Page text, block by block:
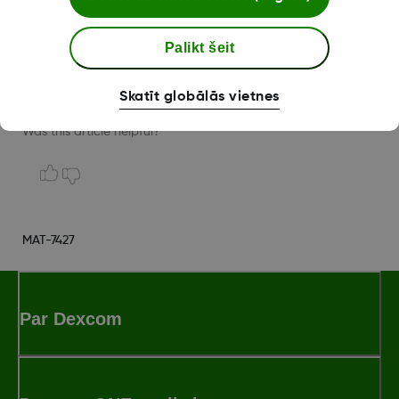
vairs nav saderīga) ar jūsu tālruni vai tālruņa operētājsistēmu
(OS). Ziņojumā var būt norādīts atjauninājumu termiņš.
Android ir Google LLC preču zīme.
Was this article helpful?
MAT-7427
Par Dexcom
Palikt šeit
Skatīt globālās vietnes